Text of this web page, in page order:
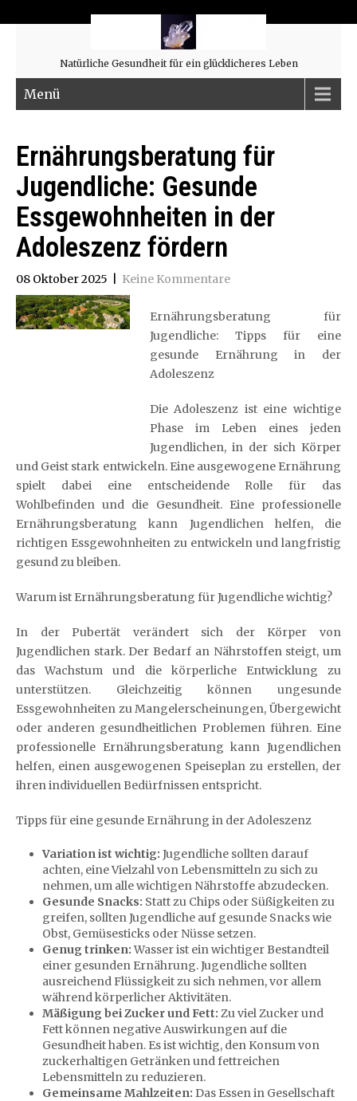
Natürliche Gesundheit für ein glücklicheres Leben
Menü
Ernährungsberatung für
Jugendliche: Gesunde
Essgewohnheiten in der
Adoleszenz fördern
08 Oktober 2025 Keine Kommentare
Ernährungsberatung für
Jugendliche: Tipps für eine
gesunde Ernährung in der
Adoleszenz
Die Adoleszenz ist eine wichtige
Phase im Leben eines jeden
Jugendlichen, in der sich Körper
und Geist stark entwickeln. Eine ausgewogene Ernährung
spielt dabei eine entscheidende Rolle für das
Wohlbefinden und die Gesundheit. Eine professionelle
Ernährungsberatung kann Jugendlichen helfen, die
richtigen Essgewohnheiten zu entwickeln und langfristig
gesund zu bleiben.
Warum ist Ernährungsberatung für Jugendliche wichtig?
In der Pubertät verändert sich der Körper von
Jugendlichen stark. Der Bedarf an Nährstoffen steigt, um
das Wachstum und die körperliche Entwicklung zu
unterstützen. Gleichzeitig können ungesunde
Essgewohnheiten zu Mangelerscheinungen, Übergewicht
oder anderen gesundheitlichen Problemen führen. Eine
professionelle Ernährungsberatung kann Jugendlichen
helfen, einen ausgewogenen Speiseplan zu erstellen, der
ihren individuellen Bedürfnissen entspricht.
Tipps für eine gesunde Ernährung in der Adoleszenz
Variation ist wichtig: Jugendliche sollten darauf
achten, eine Vielzahl von Lebensmitteln zu sich zu
nehmen, um alle wichtigen Nährstoffe abzudecken.
Gesunde Snacks: Statt zu Chips oder Süßigkeiten zu
greifen, sollten Jugendliche auf gesunde Snacks wie
Obst, Gemüsesticks oder Nüsse setzen.
Genug trinken:Wasser ist ein wichtiger Bestandteil
einer gesunden Ernährung. Jugendliche sollten
ausreichend Flüssigkeit zu sich nehmen, vor allem
während körperlicher Aktivitäten.
Mäßigung bei Zucker und Fett: Zu viel Zucker und
Fett können negative Auswirkungen auf die
Gesundheit haben. Es ist wichtig, den Konsum von
zuckerhaltigen Getränken und fettreichen
Lebensmitteln zu reduzieren.
Gemeinsame Mahlzeiten: Das Essen in Gesellschaft